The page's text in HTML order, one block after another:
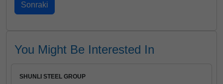
You Might Be Interested In
SHUNLI STEEL GROUP